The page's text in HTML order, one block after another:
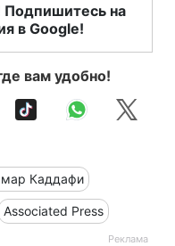
Подпишитесь на
в Google!
вам удобно!
Каддафи
Associated Press